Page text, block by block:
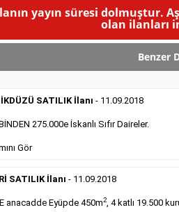
İlanı
SÜRESİ DOLMUŞTUR )
yayın süresi dolmuştur.
olan ilanları
Benzer
SATILIK İlanı - 11.09.2018
275.000e İskanlı Sıfır Daireler.
Gör
SATILIK İlanı - 11.09.2018
anacadde Eyüpde 450m2, 4 katlı 19.500